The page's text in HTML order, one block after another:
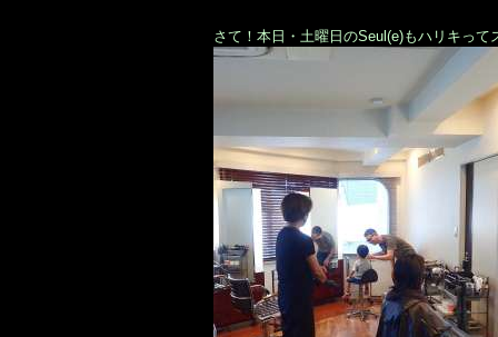
さて！本日・土曜日のSeul(e)もハリキって